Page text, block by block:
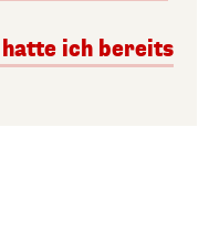
ich bereits